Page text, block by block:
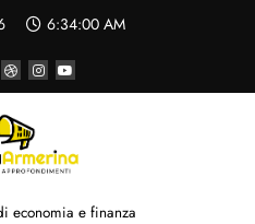
6:34:00 AM
economia e finanza